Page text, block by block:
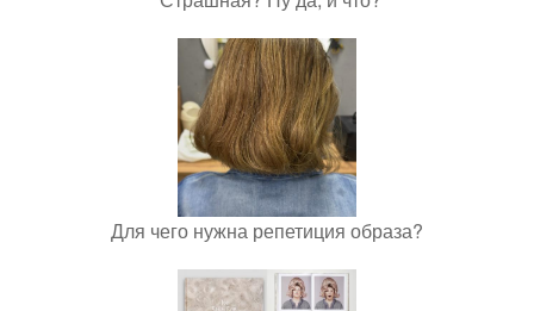
Для чего нужна репетиция образа?